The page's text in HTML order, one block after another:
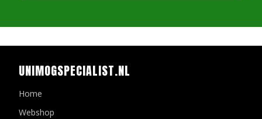
UNIMOGSPECIALIST.NL
Home
Webshop